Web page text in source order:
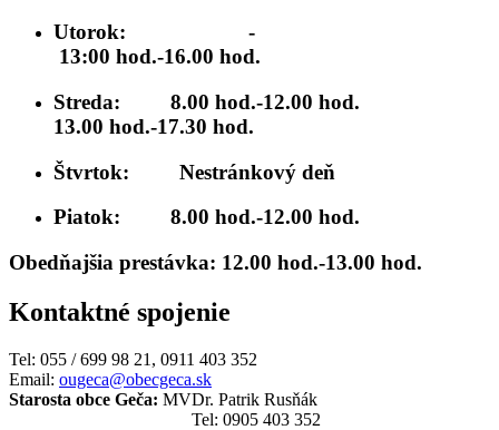
Utorok:
-
13:00 hod.-16.00 hod.
Streda:
8.00 hod.-12.00 hod.
13.00 hod.-17.30 hod.
Štvrtok:
Nestránkový deň
Piatok:
8.00 hod.-12.00 hod.
Obedňajšia prestávka: 12.00 hod.-13.00 hod.
Kontaktné spojenie
Tel: 055 / 699 98 21, 0911 403 352
Email: ougeca@obecgeca.sk
Starosta obce Geča: MVDr. Patrik Rusňák
Tel: 0905 403 352